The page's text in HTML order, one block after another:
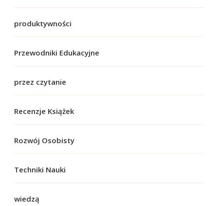
produktywności
Przewodniki Edukacyjne
przez czytanie
Recenzje Książek
Rozwój Osobisty
Techniki Nauki
wiedzą